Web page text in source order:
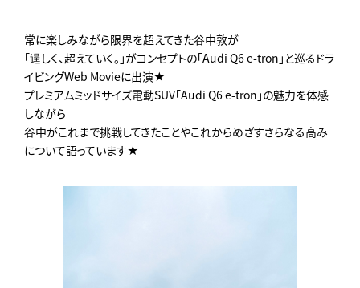
常に楽しみながら限界を超えてきた谷中敦が
「逞しく、超えていく。」がコンセプトの「Audi Q6 e-tron」と巡るドラ
イビングWeb Movieに出演★
プレミアムミッドサイズ電動SUV「Audi Q6 e-tron」の魅力を体感
しながら
谷中がこれまで挑戦してきたことやこれからめざすさらなる高み
について語っています★